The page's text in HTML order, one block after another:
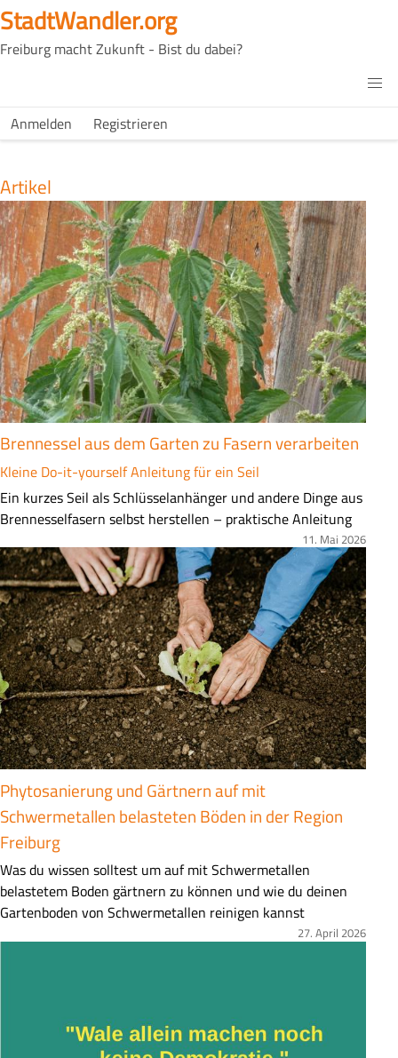
Direkt
zum
Inhalt
StadtWandler.org
Freiburg macht Zukunft - Bist du dabei?
Main
H4C
USER
Anmelden Registrieren
Artikel
Bild
Brennessel aus dem Garten zu Fasern verarbeiten
Kleine Do-it-yourself Anleitung für ein Seil
Z
u
a
m
m
e
n
f
a
s
s
u
n
g
Ein kurzes Seil als Schlüsselanhänger und andere Dinge aus
Brennesselfasern selbst herstellen – praktische Anleitung
11. Mai 2026
Bild
Phytosanierung und Gärtnern auf mit
Schwermetallen belasteten Böden in der Region
Freiburg
Z
u
s
Was du wissen solltest um auf mit Schwermetallen
belastetem Boden gärtnern zu können und wie du deinen
Gartenboden von Schwermetallen reinigen kannst
27. April 2026